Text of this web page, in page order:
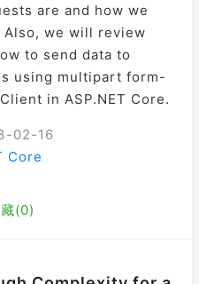
are and how we
Also, we will review
to send data to
using multipart form-
in ASP.NET Core.
02-16
Core
(0)